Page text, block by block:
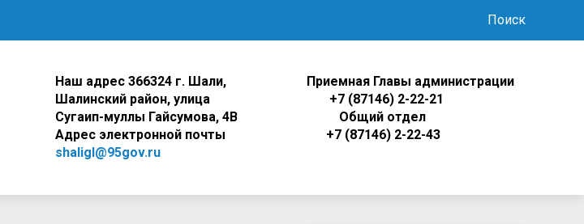
Поиск
Наш адрес 366324 г. Шали,
Шалинский район, улица
Сугаип-муллы Гайсумова, 4В
Адрес электронной почты
shaligl@95gov.ru
Приемная Главы администрации
+7 (87146) 2-22-21
Общий отдел
+7 (87146) 2-22-43